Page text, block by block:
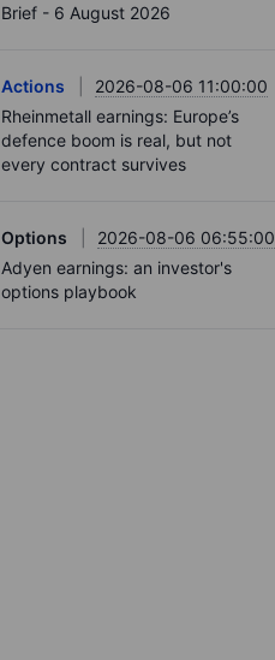
Brief - 6 August 2026
Actions
2026-08-06 11:00:00
Rheinmetall earnings: Europe’s
defence boom is real, but not
every contract survives
Options
2026-08-06 06:55:00
Adyen earnings: an investor's
options playbook